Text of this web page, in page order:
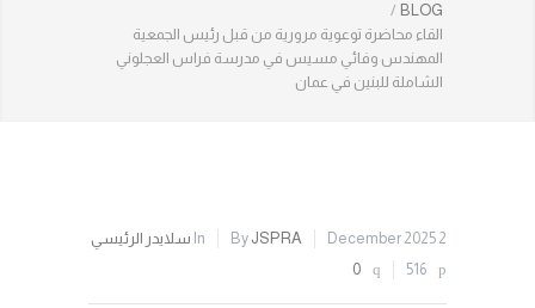
BLOG
/
القاء محاضرة توعوية مرورية من قبل رئيس الجمعية
المهندس وفائي مسيس في مدرسة فراس العجلوني
الشاملة للبنين في عمان
2 December 2025
By JSPRA
In سلايدر الرئيسي
516
0